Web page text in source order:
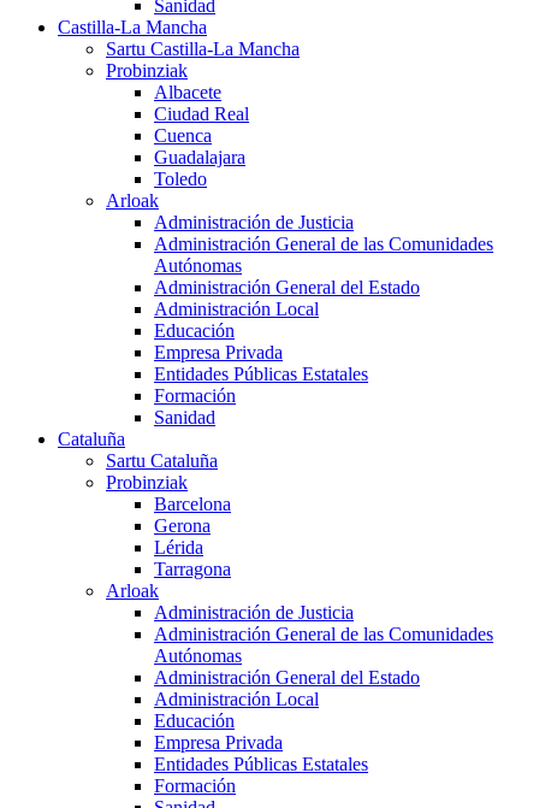
Sanidad
Castilla-La Mancha
Sartu Castilla-La Mancha
Probinziak
Albacete
Ciudad Real
Cuenca
Guadalajara
Toledo
Arloak
Administración de Justicia
Administración General de las Comunidades
Autónomas
Administración General del Estado
Administración Local
Educación
Empresa Privada
Entidades Públicas Estatales
Formación
Sanidad
Cataluña
Sartu Cataluña
Probinziak
Barcelona
Gerona
Lérida
Tarragona
Arloak
Administración de Justicia
Administración General de las Comunidades
Autónomas
Administración General del Estado
Administración Local
Educación
Empresa Privada
Entidades Públicas Estatales
Formación